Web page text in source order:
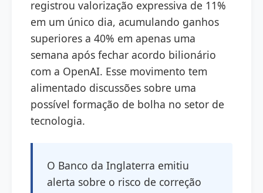
registrou valorização expressiva de 11%
em um único dia, acumulando ganhos
superiores a 40% em apenas uma
semana após fechar acordo bilionário
com a OpenAI. Esse movimento tem
alimentado discussões sobre uma
possível formação de bolha no setor de
tecnologia.
O Banco da Inglaterra emitiu
alerta sobre o risco de correção